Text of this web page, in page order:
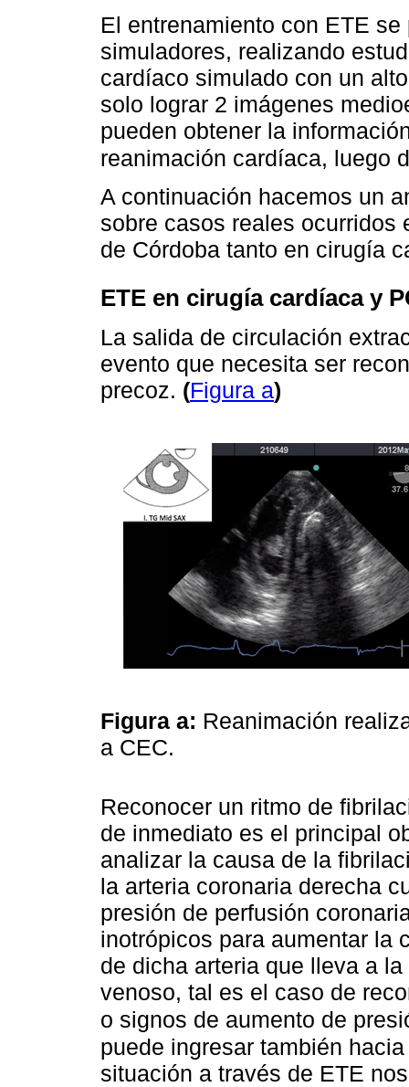
El entrenamiento con ETE
simuladores, realizando
cardíaco simulado con un
solo lograr 2 imágenes
pueden obtener la
reanimación cardíaca, luego
A continuación hacemos un
sobre casos reales ocurridos
de Córdoba tanto en cirugía
ETE en cirugía cardíaca y
La salida de circulación
evento que necesita ser
precoz. (Figura a)
Figura a: Reanimación
a CEC.
Reconocer un ritmo de
de inmediato es el principal
analizar la causa de la
la arteria coronaria derecha
presión de perfusión
inotrópicos para aumentar la
de dicha arteria que lleva a
venoso, tal es el caso de
o signos de aumento de
puede ingresar también
situación a través de ETE